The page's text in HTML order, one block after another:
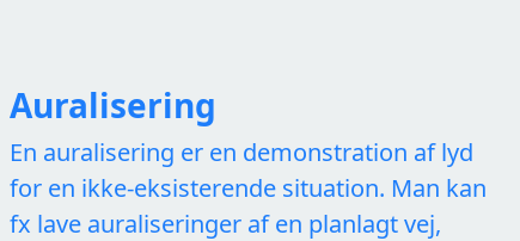
Auralisering
En auralisering er en demonstration af lyd
for en ikke-eksisterende situation. Man kan
fx lave auraliseringer af en planlagt vej,